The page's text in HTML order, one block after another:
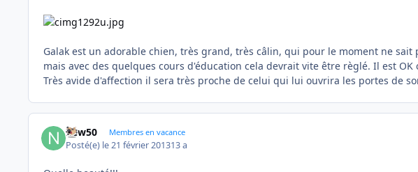
Galak est un adorable chien, très grand, très câlin, qui pour le moment ne sait
mais avec des quelques cours d'éducation cela devrait vite être règlé. Il est
Très avide d'affection il sera très proche de celui qui lui ouvrira les portes de
new50 Membres en vacance
Posté(e) le 21 février 201313 a